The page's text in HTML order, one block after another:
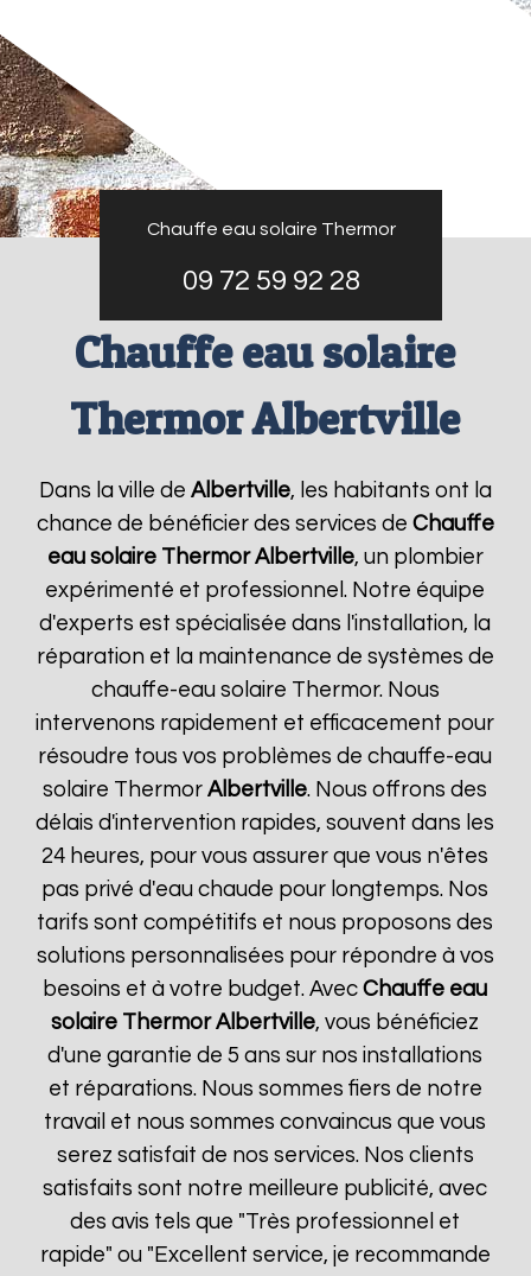
Chauffe eau solaire Thermor
09 72 59 92 28
Chauffe eau solaire
Thermor Albertville
Dans la ville de Albertville, les habitants ont la
chance de bénéficier des services de Chauffe
eau solaire Thermor Albertville, un plombier
expérimenté et professionnel. Notre équipe
d'experts est spécialisée dans l'installation, la
réparation et la maintenance de systèmes de
chauffe-eau solaire Thermor. Nous
intervenons rapidement et efficacement pour
résoudre tous vos problèmes de chauffe-eau
solaire ThermorAlbertville. Nous offrons des
délais d'intervention rapides, souvent dans les
24 heures, pour vous assurer que vous n'êtes
pas privé d'eau chaude pour longtemps. Nos
tarifs sont compétitifs et nous proposons des
solutions personnalisées pour répondre à vos
besoins et à votre budget. AvecChauffe eau
solaire Thermor Albertville, vous bénéficiez
d'une garantie de 5 ans sur nos installations
et réparations. Nous sommes fiers de notre
travail et nous sommes convaincus que vous
serez satisfait de nos services. Nos clients
satisfaits sont notre meilleure publicité, avec
des avis tels que "Très professionnel et
rapide" ou "Excellent service, je recommande